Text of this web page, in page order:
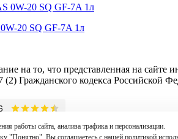
работы сайта, анализа трафика и персонализации.
"Понятно", Вы соглашаетесь с нашей политикой
20 SQ GF-7A 1л
на то, что представленная на сайте
Гражданского кодекса Российской